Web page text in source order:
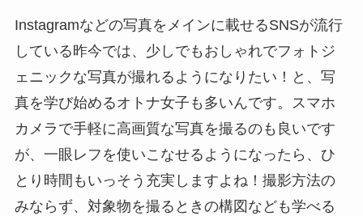
Instagramなどの写真をメインに載せるSNSが流行
している昨今では、少しでもおしゃれでフォトジ
ェニックな写真が撮れるようになりたい！と、写
真を学び始めるオトナ女子も多いんです。スマホ
カメラで手軽に高画質な写真を撮るのも良いです
が、一眼レフを使いこなせるようになったら、ひ
とり時間もいっそう充実しますよね！撮影方法の
みならず、対象物を撮るときの構図なども学べる